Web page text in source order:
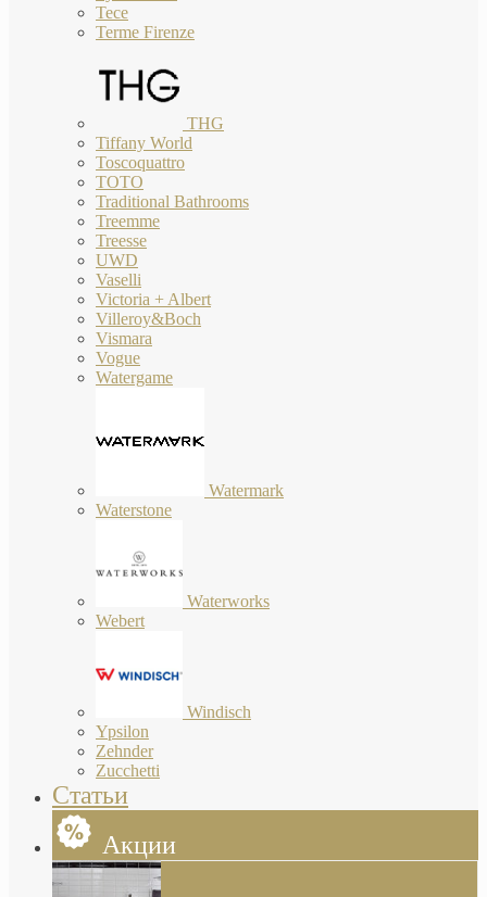
Tece
Terme Firenze
THG
Tiffany World
Toscoquattro
TOTO
Traditional Bathrooms
Treemme
Treesse
UWD
Vaselli
Victoria + Albert
Villeroy&Boch
Vismara
Vogue
Watergame
Watermark
Waterstone
Waterworks
Webert
Windisch
Ypsilon
Zehnder
Zucchetti
Статьи
Акции